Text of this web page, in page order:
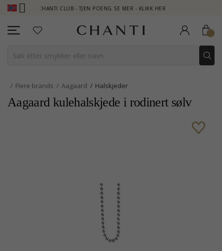
CHANTI CLUB - TJEN POENG SE MER - KLIKK HER
Flere brands Aagaard Halskjeder
Aagaard kulehalskjede i rodinert sølv